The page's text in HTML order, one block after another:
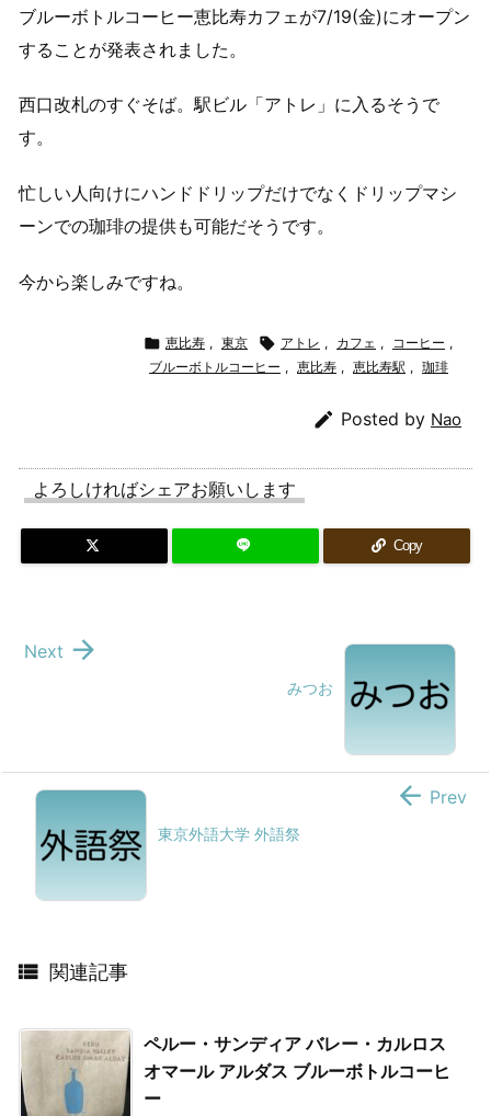
ブルーボトルコーヒー恵比寿カフェが7/19(金)にオープン
することが発表されました。
西口改札のすぐそば。駅ビル「アトレ」に入るそうで
す。
忙しい人向けにハンドドリップだけでなくドリップマシ
ーンでの珈琲の提供も可能だそうです。
今から楽しみですね。
 恵比寿 , 東京  アトレ , カフェ , コーヒー ,
ブルーボトルコーヒー , 恵比寿 , 恵比寿駅 , 珈琲
 Posted by Nao
よろしければシェアお願いします
Copy
みつお

Next
東京外語大学 外語祭
 Prev
 関連記事
ペルー・サンディア バレー・カルロス
オマール アルダス ブルーボトルコーヒ
ー